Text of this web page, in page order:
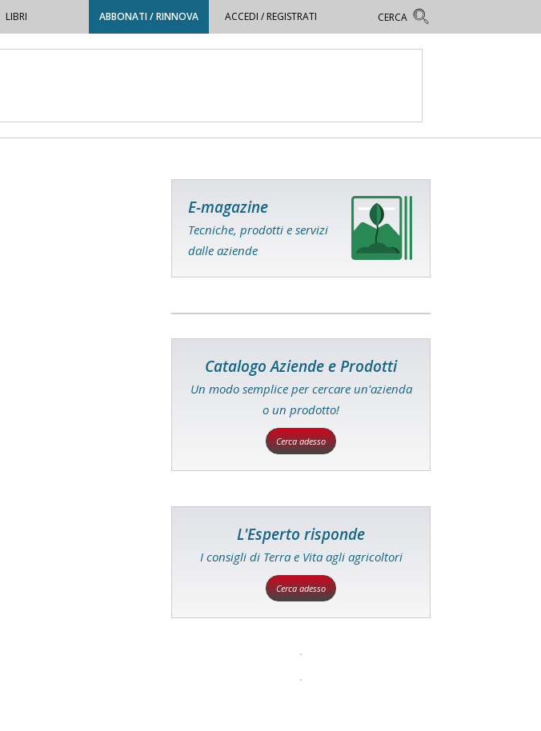
LIBRI ABBONATI / RINNOVA ACCEDI / REGISTRATI
E-magazine
Tecniche, prodotti e servizi
dalle aziende
Catalogo Aziende e Prodotti
Un modo semplice per cercare un'azienda
o un prodotto!
Cerca adesso
L'Esperto risponde
I consigli di Terra e Vita agli agricoltori
Cerca adesso